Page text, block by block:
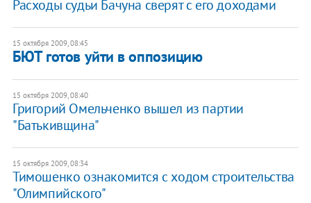
Расходы судьи Бачуна сверят с его доходами
15 октября 2009, 08:45
БЮТ готов уйти в оппозицию
15 октября 2009, 08:40
Григорий Омельченко вышел из партии
"Батькивщина"
15 октября 2009, 08:34
Тимошенко ознакомится с ходом строительства
"Олимпийского"